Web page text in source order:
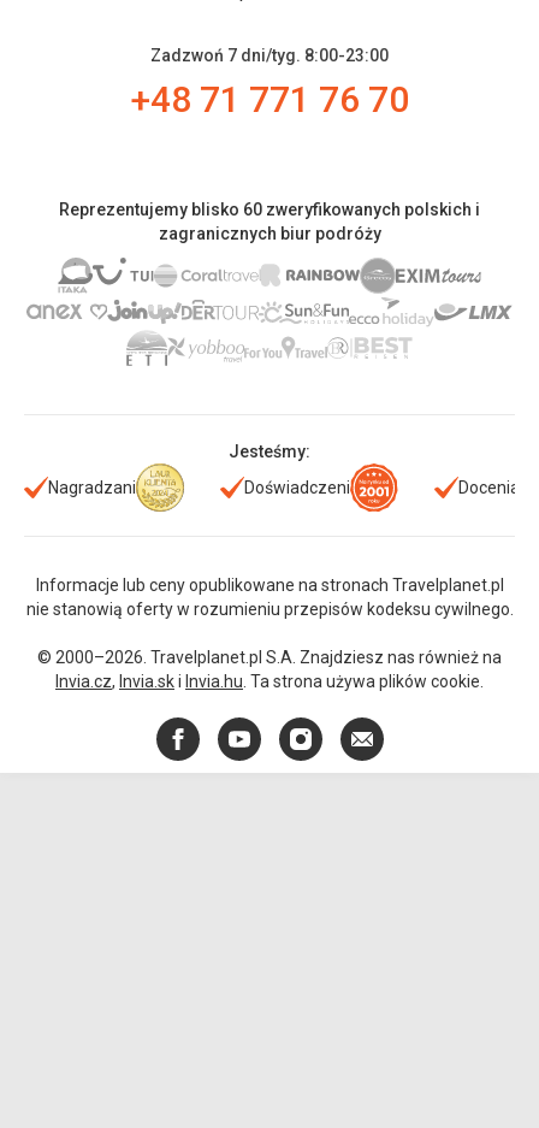
Zadzwoń 7 dni/tyg. 8:00-23:00
+48 71 771 76 70
Reprezentujemy blisko 60 zweryfikowanych polskich i
zagranicznych biur podróży
Jesteśmy:
Nagradzani
Doświadczeni Doceniani
Informacje lub ceny opublikowane na stronach Travelplanet.pl
nie stanowią oferty w rozumieniu przepisów kodeksu cywilnego.
© 2000–2026. Travelplanet.pl S.A. Znajdziesz nas również na
Invia.cz, Invia.ski Invia.hu . Ta strona używa plików cookie.
FacebookYouTubeInstagram
E-
mail